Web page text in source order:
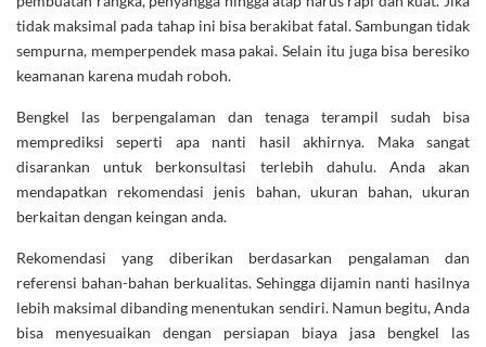
tidak maksimal pada tahap ini bisa berakibat fatal. Sambungan tidak
sempurna, memperpendek masa pakai. Selain itu juga bisa beresiko
keamanan karena mudah roboh.
Bengkel las berpengalaman dan tenaga terampil sudah bisa
memprediksi seperti apa nanti hasil akhirnya. Maka sangat
disarankan untuk berkonsultasi terlebih dahulu. Anda akan
mendapatkan rekomendasi jenis bahan, ukuran bahan, ukuran
berkaitan dengan keingan anda.
Rekomendasi yang diberikan berdasarkan pengalaman dan
referensi bahan-bahan berkualitas. Sehingga dijamin nanti hasilnya
lebih maksimal dibanding menentukan sendiri. Namun begitu, Anda
bisa menyesuaikan dengan persiapan biaya jasa bengkel las